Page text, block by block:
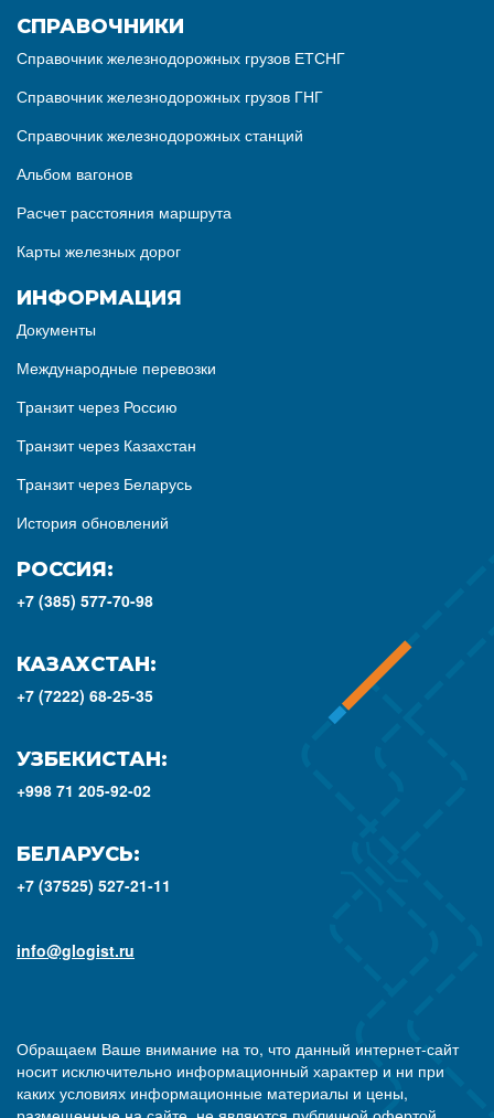
СПРАВОЧНИКИ
Справочник железнодорожных грузов ЕТСНГ
Справочник железнодорожных грузов ГНГ
Справочник железнодорожных станций
Альбом вагонов
Расчет расстояния маршрута
Карты железных дорог
ИНФОРМАЦИЯ
Документы
Международные перевозки
Транзит через Россию
Транзит через Казахстан
Транзит через Беларусь
История обновлений
РОССИЯ:
+7 (385) 577-70-98
КАЗАХСТАН:
+7 (7222) 68-25-35
УЗБЕКИСТАН:
+998 71 205-92-02
БЕЛАРУСЬ:
+7 (37525) 527-21-11
info@glogist.ru
Обращаем Ваше внимание на то, что данный интернет-сайт
носит исключительно информационный характер и ни при
каких условиях информационные материалы и цены,